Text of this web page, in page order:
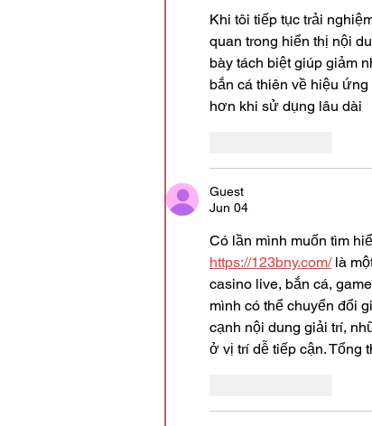
Khi tôi tiếp tục trải
quan trong hiển thị nội
bày tách biệt giúp giảm
bắn cá thiên về hiệu
hơn khi sử dụng lâu dài
Guest
Jun 04
Có lần mình muốn tìm
https://123bny.com/ là
casino live, bắn cá,
mình có thể chuyển đổi
cạnh nội dung giải trí,
ở vị trí dễ tiếp cận. Tổng